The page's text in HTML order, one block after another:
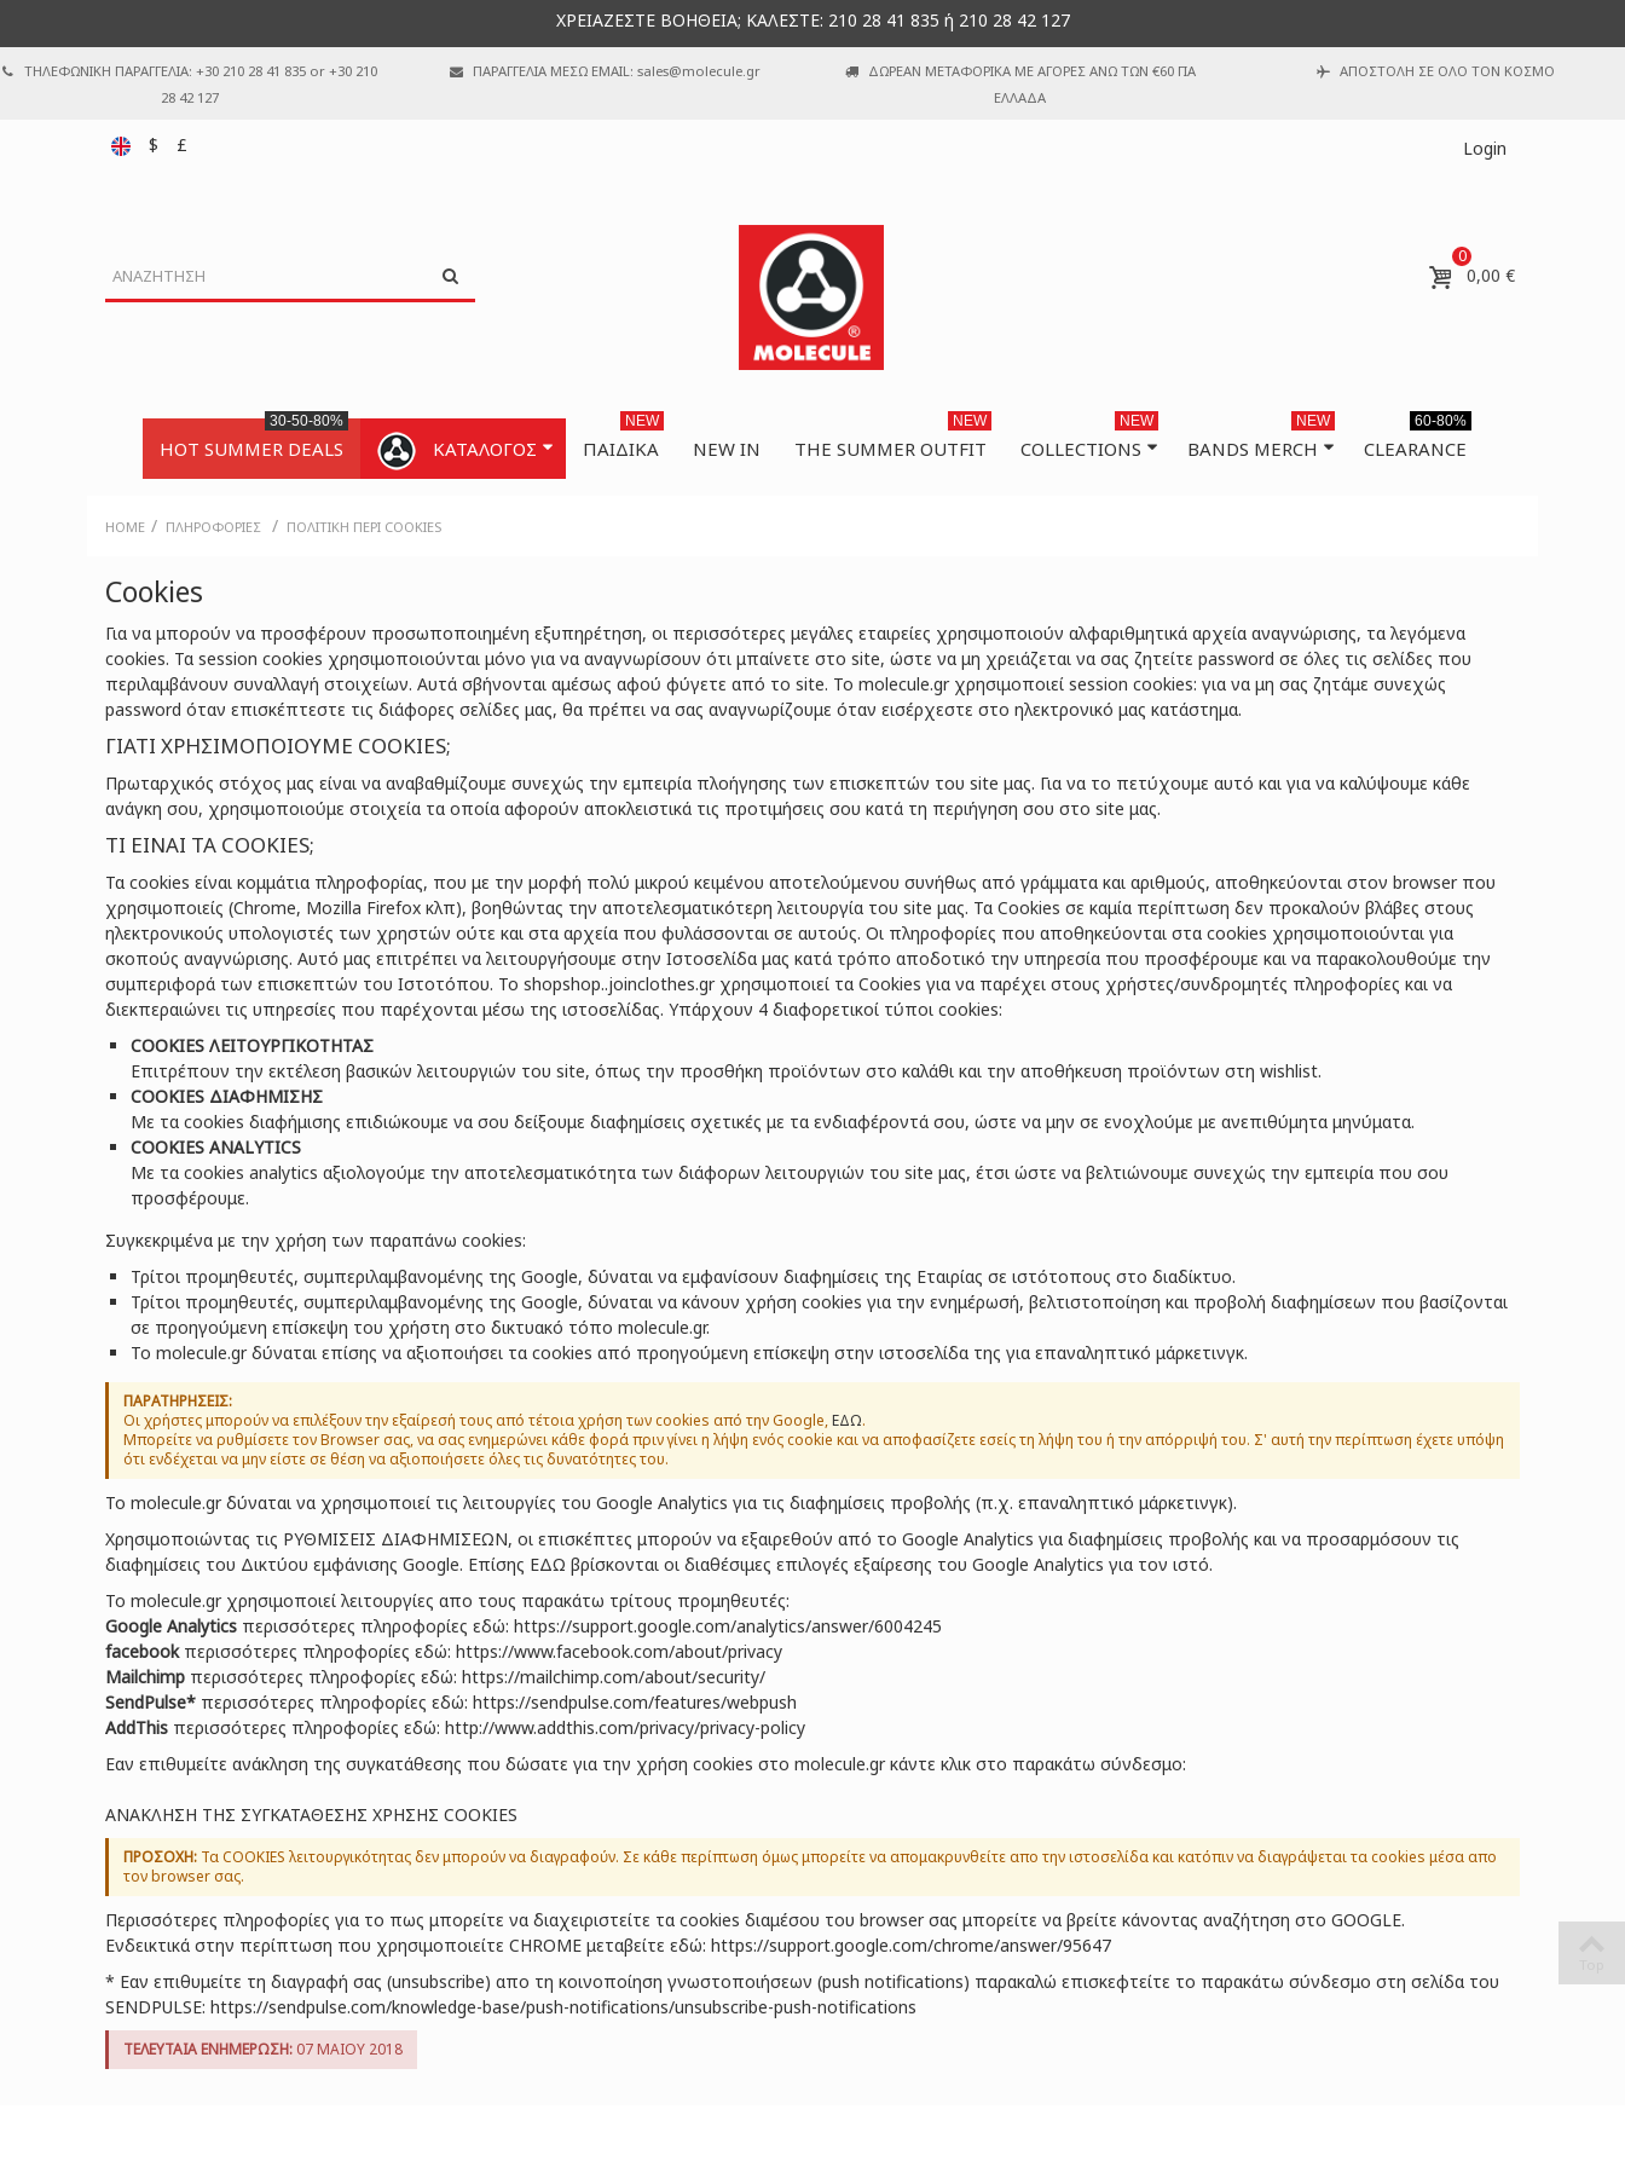
ΧΡΕΙΑΖΕΣΤΕ ΒΟΗΘΕΙΑ; ΚΑΛΕΣΤΕ: 210 28 41 835 ή 210 28 42 127
ΤΗΛΕΦΩΝΙΚΗ ΠΑΡΑΓΓΕΛΙΑ: +30 210 28 41 835 or +30 210
28 42 127
ΠΑΡΑΓΓΕΛΙΑ ΜΕΣΩ EMAIL: sales@molecule.gr
ΔΩΡΕΑΝ ΜΕΤΑΦΟΡΙΚΑ ΜΕ ΑΓΟΡΕΣ ΑΝΩ ΤΩΝ €60 ΓΙΑ
ΕΛΛΑΔΑ
ΑΠΟΣΤΟΛΗ ΣΕ ΟΛΟ ΤΟΝ ΚΟΣΜΟ
Login
$ £
0
0,00 €
HOT SUMMER DEALS
30-50-80%
ΚΑΤΑΛΟΓΟΣ ΠΑΙΔΙΚΆ
NEW
NEW IN THE SUMMER OUTFIT
NEW
COLLECTIONS
NEW
BANDS MERCH
NEW
CLEARANCE
60-80%
HOME / ΠΛΗΡΟΦΟΡΊΕΣ / ΠΟΛΙΤΙΚΉ ΠΕΡΊ COOKIES
Cookies
Για να μπορούν να προσφέρουν προσωποποιημένη εξυπηρέτηση, οι περισσότερες μεγάλες εταιρείες χρησιμοποιούν αλφαριθμητικά αρχεία αναγνώρισης, τα λεγόμενα
cookies. Τα session cookies χρησιμοποιούνται μόνο για να αναγνωρίσουν ότι μπαίνετε στο site, ώστε να μη χρειάζεται να σας ζητείτε password σε όλες τις σελίδες που
περιλαμβάνουν συναλλαγή στοιχείων. Αυτά σβήνονται αμέσως αφού φύγετε από το site. Το molecule.gr χρησιμοποιεί session cookies: για να μη σας ζητάμε συνεχώς
password όταν επισκέπτεστε τις διάφορες σελίδες μας, θα πρέπει να σας αναγνωρίζουμε όταν εισέρχεστε στο ηλεκτρονικό μας κατάστημα.
ΓΙΑΤΙ ΧΡΗΣΙΜΟΠΟΙΟΥΜΕ COOKIES;
Πρωταρχικός στόχος μας είναι να αναβαθμίζουμε συνεχώς την εμπειρία πλοήγησης των επισκεπτών του site μας. Για να το πετύχουμε αυτό και για να καλύψουμε κάθε
ανάγκη σου, χρησιμοποιούμε στοιχεία τα οποία αφορούν αποκλειστικά τις προτιμήσεις σου κατά τη περιήγηση σου στο site μας.
ΤΙ ΕΙΝΑΙ ΤΑ COOKIES;
Τα cookies είναι κομμάτια πληροφορίας, που με την μορφή πολύ μικρού κειμένου αποτελούμενου συνήθως από γράμματα και αριθμούς, αποθηκεύονται στον browser που
χρησιμοποιείς (Chrome, Mozilla Firefox κλπ), βοηθώντας την αποτελεσματικότερη λειτουργία του site μας. Τα Cookies σε καμία περίπτωση δεν προκαλούν βλάβες στους
ηλεκτρονικούς υπολογιστές των χρηστών ούτε και στα αρχεία που φυλάσσονται σε αυτούς. Οι πληροφορίες που αποθηκεύονται στα cookies χρησιμοποιούνται για
σκοπούς αναγνώρισης. Αυτό μας επιτρέπει να λειτουργήσουμε στην Ιστοσελίδα μας κατά τρόπο αποδοτικό την υπηρεσία που προσφέρουμε και να παρακολουθούμε την
συμπεριφορά των επισκεπτών του Ιστοτόπου. To shopshop..joinclothes.gr χρησιμοποιεί τα Cookies για να παρέχει στους χρήστες/συνδρομητές πληροφορίες και να
διεκπεραιώνει τις υπηρεσίες που παρέχονται μέσω της ιστοσελίδας. Υπάρχουν 4 διαφορετικοί τύποι cookies:
COOKIES ΛΕΙΤΟΥΡΓΙΚΟΤΗΤΑΣ
Επιτρέπουν την εκτέλεση βασικών λειτουργιών του site, όπως την προσθήκη προϊόντων στο καλάθι και την αποθήκευση προϊόντων στη wishlist.
COOKIES ΔΙΑΦΗΜΙΣΗΣ
Με τα cookies διαφήμισης επιδιώκουμε να σου δείξουμε διαφημίσεις σχετικές με τα ενδιαφέροντά σου, ώστε να μην σε ενοχλούμε με ανεπιθύμητα μηνύματα.
COOKIES ANALYTICS
Με τα cookies analytics αξιολογούμε την αποτελεσματικότητα των διάφορων λειτουργιών του site μας, έτσι ώστε να βελτιώνουμε συνεχώς την εμπειρία που σου
προσφέρουμε.
Συγκεκριμένα με την χρήση των παραπάνω cookies:
Τρίτοι προμηθευτές, συμπεριλαμβανομένης της Google, δύναται να εμφανίσουν διαφημίσεις της Εταιρίας σε ιστότοπους στο διαδίκτυο.
Τρίτοι προμηθευτές, συμπεριλαμβανομένης της Google, δύναται να κάνουν χρήση cookies για την ενημέρωσή, βελτιστοποίηση και προβολή διαφημίσεων που βασίζονται
σε προηγούμενη επίσκεψη του χρήστη στο δικτυακό τόπο molecule.gr.
To molecule.gr δύναται επίσης να αξιοποιήσει τα cookies από προηγούμενη επίσκεψη στην ιστοσελίδα της για επαναληπτικό μάρκετινγκ.
ΠΑΡΑΤΗΡΗΣΕΙΣ:
Οι χρήστες μπορούν να επιλέξουν την εξαίρεσή τους από τέτοια χρήση των cookies από την Google,ΕΔΩ.
Μπορείτε να ρυθμίσετε τον Browser σας, να σας ενημερώνει κάθε φορά πριν γίνει η λήψη ενός cookie και να αποφασίζετε εσείς τη λήψη του ή την απόρριψή του. Σ' αυτή την περίπτωση έχετε υπόψη
ότι ενδέχεται να μην είστε σε θέση να αξιοποιήσετε όλες τις δυνατότητες του.
To molecule.gr δύναται να χρησιμοποιεί τις λειτουργίες του Google Analytics για τις διαφημίσεις προβολής (π.χ. επαναληπτικό μάρκετινγκ).
Χρησιμοποιώντας τις ΡΥΘΜΙΣΕΙΣ ΔΙΑΦΗΜΙΣΕΩΝ, οι επισκέπτες μπορούν να εξαιρεθούν από το Google Analytics για διαφημίσεις προβολής και να προσαρμόσουν τις
διαφημίσεις του Δικτύου εμφάνισης Google. Επίσης ΕΔΩ βρίσκονται οι διαθέσιμες επιλογές εξαίρεσης του Google Analytics για τον ιστό.
To molecule.gr χρησιμοποιεί λειτουργίες απο τους παρακάτω τρίτους προμηθευτές:
Google Analytics περισσότερες πληροφορίες εδώ: https://support.google.com/analytics/answer/6004245
facebookπερισσότερες πληροφορίες εδώ: https://www.facebook.com/about/privacy
Mailchimp περισσότερες πληροφορίες εδώ: https://mailchimp.com/about/security/
SendPulse* περισσότερες πληροφορίες εδώ: https://sendpulse.com/features/webpush
AddThis περισσότερες πληροφορίες εδώ: http://www.addthis.com/privacy/privacy-policy
Εαν επιθυμείτε ανάκληση της συγκατάθεσης που δώσατε για την χρήση cookies στο molecule.gr κάντε κλικ στο παρακάτω σύνδεσμο:
ANAΚΛΗΣΗ ΤΗΣ ΣΥΓΚΑΤΑΘΕΣΗΣ ΧΡΗΣΗΣ COOKIES
ΠΡΟΣΟΧΗ: Τα COOKIES λειτουργικότητας δεν μπορούν να διαγραφούν. Σε κάθε περίπτωση όμως μπορείτε να απομακρυνθείτε απο την ιστοσελίδα και κατόπιν να διαγράψεται τα cookies μέσα απο
τον browser σας.
Περισσότερες πληροφορίες για το πως μπορείτε να διαχειριστείτε τα cookies διαμέσου του browser σας μπορείτε να βρείτε κάνοντας αναζήτηση στο GOOGLE.
Ενδεικτικά στην περίπτωση που χρησιμοποιείτε CHROME μεταβείτε εδώ: https://support.google.com/chrome/answer/95647
* Εαν επιθυμείτε τη διαγραφή σας (unsubscribe) απο τη κοινοποίηση γνωστοποιήσεων (push notifications) παρακαλώ επισκεφτείτε το παρακάτω σύνδεσμο στη σελίδα του
SENDPULSE: https://sendpulse.com/knowledge-base/push-notifications/unsubscribe-push-notifications
ΤΕΛΕΥΤΑΙΑ ΕΝΗΜΕΡΩΣΗ: 07 MAIOY 2018